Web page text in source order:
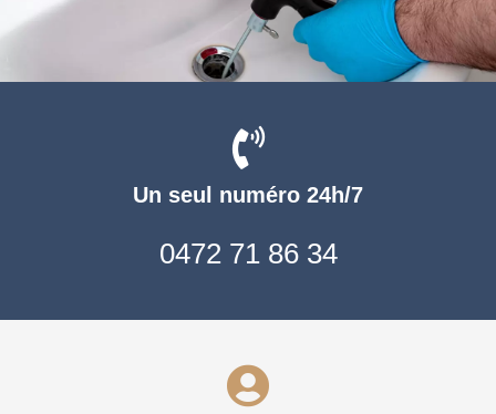
Un seul numéro 24h/7
0472 71 86 34